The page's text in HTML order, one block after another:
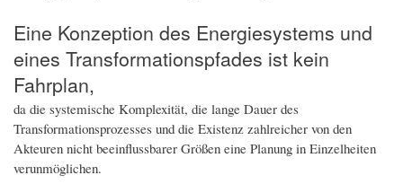
Eine Konzeption des Energiesystems und
eines Transformationspfades ist kein
Fahrplan,
da die systemische Komplexität, die lange Dauer des
Transformationsprozesses und die Existenz zahlreicher von den
Akteuren nicht beeinflussbarer Größen eine Planung in Einzelheiten
verunmöglichen.